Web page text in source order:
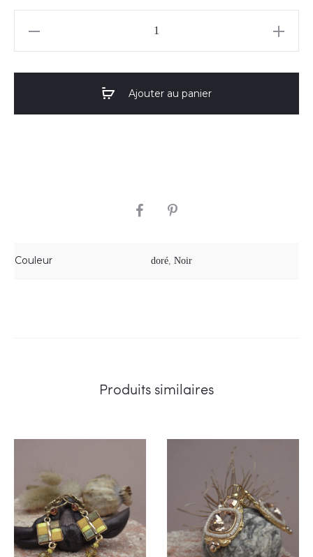
Ajouter au panier
SHARE
Couleur doré, Noir
Produits similaires